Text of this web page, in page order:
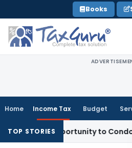
to
content
Books
Home Income Tax Budget
TOP STORIES
Opportunity to Condone KVAT